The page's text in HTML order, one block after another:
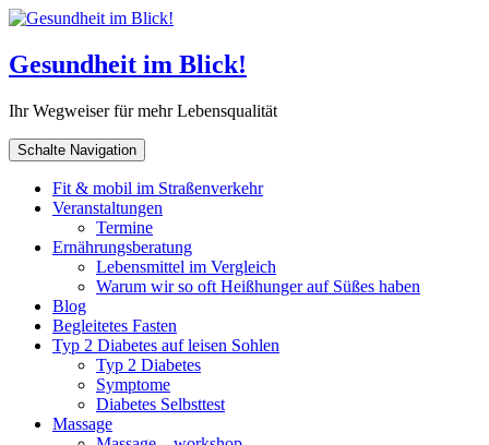
Gesundheit im Blick!
Ihr Wegweiser für mehr Lebensqualität
Schalte Navigation
Fit & mobil im Straßenverkehr
Veranstaltungen
Termine
Ernährungsberatung
Lebensmittel im Vergleich
Warum wir so oft Heißhunger auf Süßes haben
Blog
Begleitetes Fasten
Typ 2 Diabetes auf leisen Sohlen
Typ 2 Diabetes
Symptome
Diabetes Selbsttest
Massage